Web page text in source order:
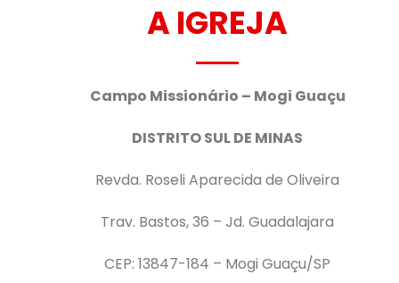
A IGREJA
Campo Missionário – Mogi Guaçu
DISTRITO SUL DE MINAS
Revda. Roseli Aparecida de Oliveira
Trav. Bastos, 36 – Jd. Guadalajara
CEP: 13847-184 – Mogi Guaçu/SP